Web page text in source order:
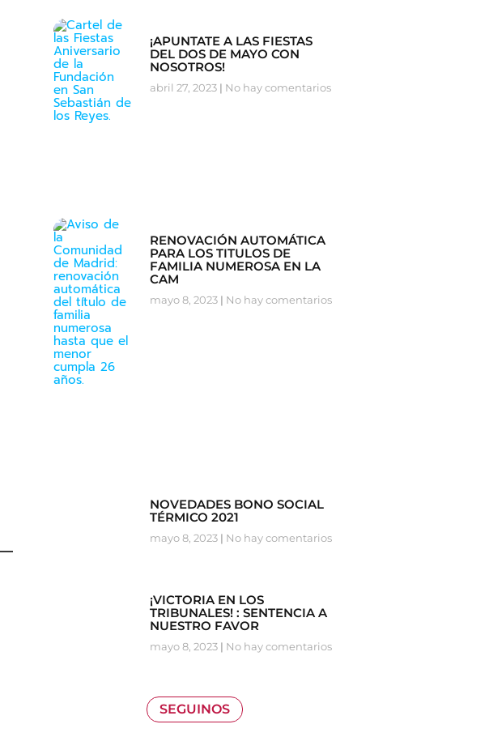
¡APUNTATE A LAS FIESTAS
DEL DOS DE MAYO CON
NOSOTROS!
abril 27, 2023 No hay comentarios
RENOVACIÓN AUTOMÁTICA
PARA LOS TITULOS DE
FAMILIA NUMEROSA EN LA
CAM
mayo 8, 2023 No hay comentarios
NOVEDADES BONO SOCIAL
TÉRMICO 2021
mayo 8, 2023 No hay comentarios
¡VICTORIA EN LOS
TRIBUNALES! : SENTENCIA A
NUESTRO FAVOR
mayo 8, 2023 No hay comentarios
SEGUINOS